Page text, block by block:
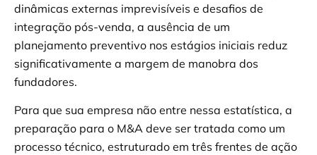
dinâmicas externas imprevisíveis e desafios de
integração pós-venda, a ausência de um
planejamento preventivo nos estágios iniciais reduz
significativamente a margem de manobra dos
fundadores.
Para que sua empresa não entre nessa estatística, a
preparação para o M&A deve ser tratada como um
processo técnico, estruturado em três frentes de ação